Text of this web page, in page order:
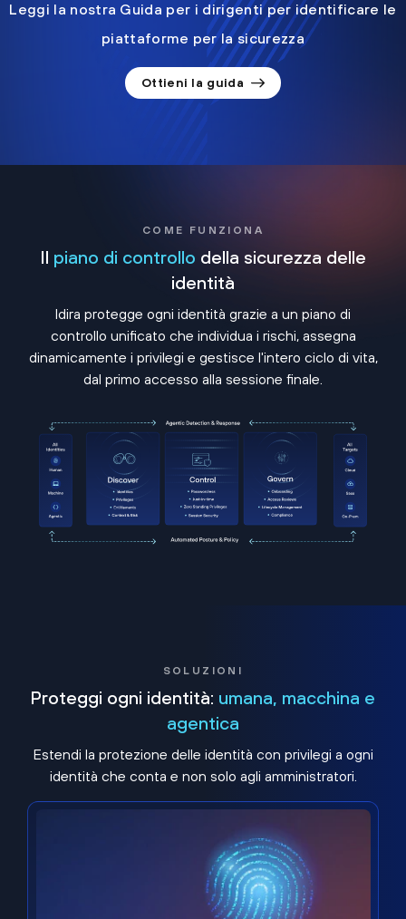
Leggi la nostra Guida per i dirigenti per identificare le
piattaforme per la sicurezza
Ottieni la guida
COME FUNZIONA
Il piano di controllo della sicurezza delle
identità
Idira protegge ogni identità grazie a un piano di
controllo unificato che individua i rischi, assegna
dinamicamente i privilegi e gestisce l'intero ciclo di vita,
dal primo accesso alla sessione finale.
SOLUZIONI
Proteggi ogni identità: umana, macchina e
agentica
Estendi la protezione delle identità con privilegi a ogni
identità che conta e non solo agli amministratori.